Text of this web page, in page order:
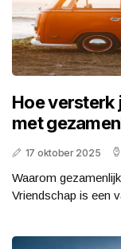
Hoe versterk
met
17 oktober 2025
Waarom
Vriendschap is een